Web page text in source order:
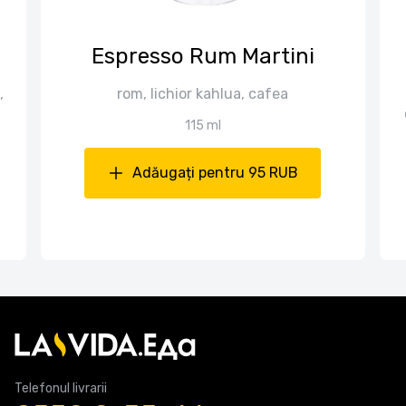
Espresso Rum Martini
rom, lichior kahlua, cafea
115 ml
Adăugați pentru 95 RUB
Telefonul livrarii